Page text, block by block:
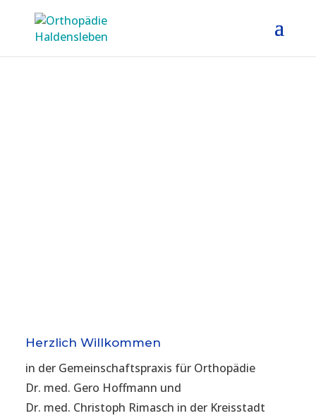
Herzlich Willkommen
in der Gemeinschaftspraxis für Orthopädie
Dr. med. Gero Hoffmann und
Dr. med. Christoph Rimasch in der Kreisstadt